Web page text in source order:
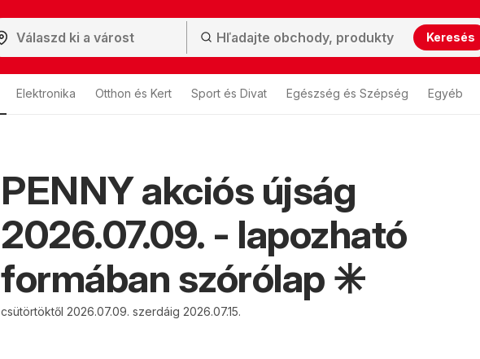
Keresés
Elektronika Otthon és Kert Sport és Divat Egészség és Szépség Egyéb
PENNY akciós újság
2026.07.09. - lapozható
formában szórólap ✳️
csütörtöktől 2026.07.09. szerdáig 2026.07.15.